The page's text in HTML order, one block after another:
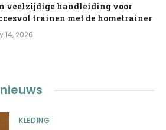
veelzijdige handleiding voor
trainen met de hometrainer
14, 2026
KLEDING